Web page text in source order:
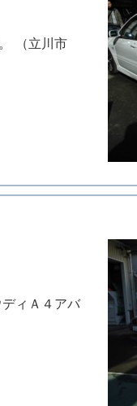
（立川市
ィＡ４アバ